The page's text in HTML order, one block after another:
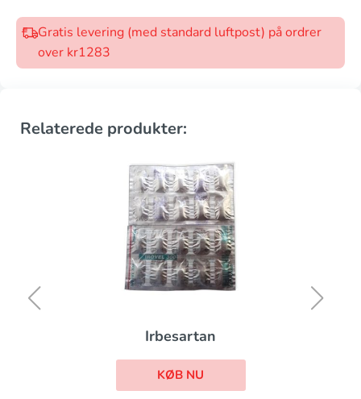
Gratis levering (med standard luftpost) på ordrer
over kr1283
Relaterede produkter:
Irbesartan
KØB NU